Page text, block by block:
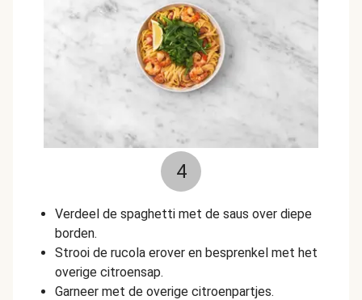
4
Verdeel de spaghetti met de saus over diepe
borden.
Strooi de rucola erover en besprenkel met het
overige citroensap.
Garneer met de overige citroenpartjes.